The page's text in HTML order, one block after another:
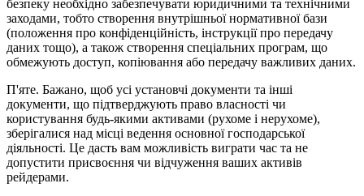
безпеку необхідно забезпечувати юридичними та технічними
заходами, тобто створення внутрішньої нормативної бази
(положення про конфіденційність, інструкції про передачу
даних тощо), а також створення спеціальних програм, що
обмежують доступ, копіювання або передачу важливих даних.
П'яте. Бажано, щоб усі установчі документи та інші
документи, що підтверджують право власності чи
користування будь-якими активами (рухоме і нерухоме),
зберігалися над місці ведення основної господарської
діяльності. Це дасть вам можливість виграти час та не
допустити присвоєння чи відчуження ваших активів
рейдерами.